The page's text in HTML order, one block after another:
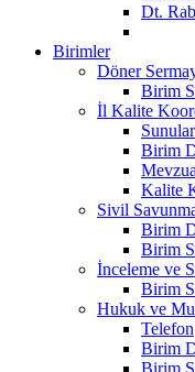
Dt.
Birimler
Döner
Birim
İl Kalite
Sunular
Birim
Kalite
Sivil
Birim
Birim
İnceleme ve
Birim
Hukuk ve
Telefon
Birim
Birim